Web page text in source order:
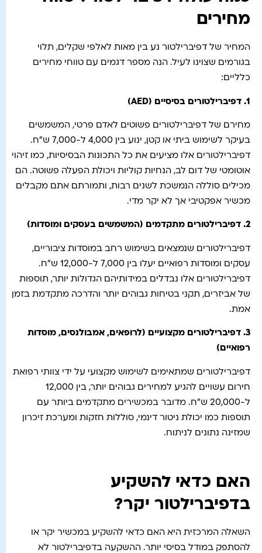
מחירים
המחיר של דפיברילטור נע בין מאות לאלפי שקלים, תלוי
בגורמים שצוינו לעיל. הנה מספר דגמים עם טווחי מחירים
כלליים:
1. דפיברילטורים בסיסיים (AED)
מחירם של דפיברילטורים פשוטים לאדם פרטי, המשמשים
בעיקר לשימוש ביתי או קטן, ינוע בין 4,000 ל-7,000 ש"ח.
דפיברילטורים אלו מציעים את כל התכונות הבסיסיות, כמו זיהוי
אוטומטי של דום לב, הנחיות קוליות ויכולת הפעלה פשוטה. הם
מכילים סוללה הנמשכת לשנים רבות, ותמורתם אתם מקבלים
מכשיר אפקטיבי אך לא יקר מדי.
2. דפיברילטורים מתקדמים (המשמשים בעסקים ומוסדות)
דפיברילטורים שנמצאים בשימוש רחב במוסדות ציבוריים,
עסקים ומוסדות רפואיים יעלו בין 7,000 ל-12,000 ש"ח.
דפיברילטורים אלו נבדלים במידותיהם הגדולות יותר, תוספות
של אביזרים, תקני בטיחות גבוהים יותר והדרכה מתקדמת בזמן
אמת.
3. דפיברילטורים מקצועיים (לרופאים, אמבולנסים, מוסדות
רפואיים)
דפיברילטורים שמתאימים לשימוש מקצועי על ידי צוותי רפואת
חירום עשויים להגיע למחירים גבוהים יותר, בין 12,000
ל-20,000 ש"ח. מדובר במכשירים מתקדמים ביותר עם
תוספות כמו יכולת ניטור דינמי, סוללות חזקות ומערכת זיכרון
שמזינה נתונים לניתוח.
האם כדאי להשקיע
בדפיברילטור יקר?
השאלה המרכזית היא האם כדאי להשקיע במכשיר יקר או
להסתפק במודל בסיסי יותר. ההשקעה בדפיברילטור לא